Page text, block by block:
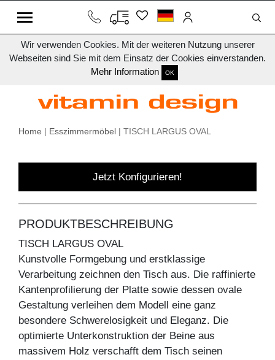
Wir verwenden Cookies. Mit der weiteren Nutzung unserer
Webseiten sind Sie mit dem Einsatz der Cookies einverstanden.
Mehr Information
OK
Home | Esszimmermöbel | TISCH LARGUS OVAL
Jetzt Konfigurieren!
PRODUKTBESCHREIBUNG
TISCH LARGUS OVAL
Kunstvolle Formgebung und erstklassige
Verarbeitung zeichnen den Tisch aus. Die raffinierte
Kantenprofilierung der Platte sowie dessen ovale
Gestaltung verleihen dem Modell eine ganz
besondere Schwerelosigkeit und Eleganz. Die
optimierte Unterkonstruktion der Beine aus
massivem Holz verschafft dem Tisch seinen